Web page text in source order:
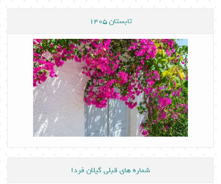
تابستان 1405
شماره های قبلی گیلان فردا